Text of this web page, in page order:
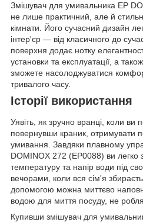
Змішувач для умивальника EP
не лише практичний, але й
кімнати. Його сучасний дизайн
інтер'єр — від класичного до
поверхня додає нотку
установки та експлуатації, а
зможете насолоджуватися
тривалого часу.
Історії використання
Уявіть, як зручно вранці, коли ви
повернувши краник, отримувати
умивання. Завдяки плавному
DOMINOX 272 (EP0088) ви легко
температуру та напір води під
вечорами, коли вся сім'я
допомогою можна миттєво
водою для миття посуду, не
Купивши змішувач для